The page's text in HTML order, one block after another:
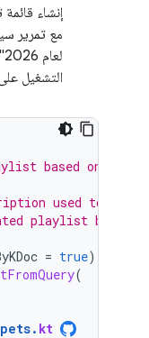
إنشاء
مع تمرير
التشغيل
based on a
used to
playlist based
= true)
(
. kt